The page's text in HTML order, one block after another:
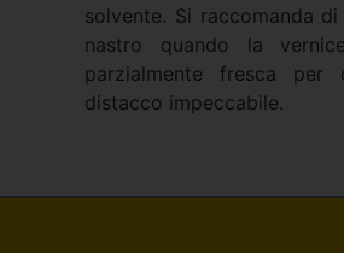
solvente. Si raccomanda
nastro quando la
parzialmente fresca per
distacco impeccabile.